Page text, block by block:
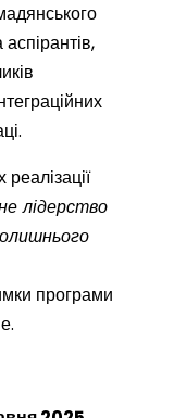
лідерство
програми